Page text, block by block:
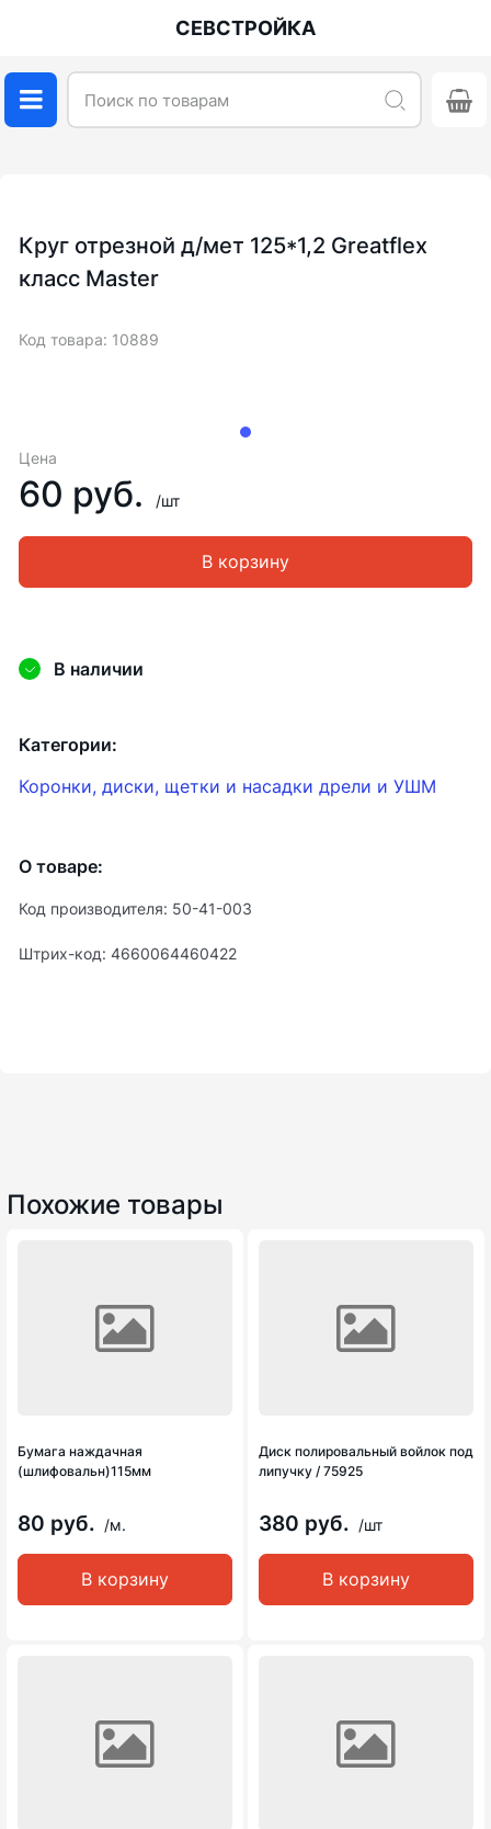
СЕВСТРОЙКА
Цена
60 руб. /шт
В корзину
Круг отрезной д/мет 125*1,2 Greatflex
класс Master
Код товара: 10889
Категории:
Коронки, диски, щетки и насадки дрели и УШМ
О товаре:
Код производителя: 50-41-003
Штрих-код: 4660064460422
В наличии
Похожие товары
Бумага наждачная
(шлифовальн)115мм
80 руб. /м.
В корзину
Диск полировальный войлок под
липучку / 75925
380 руб. /шт
В корзину